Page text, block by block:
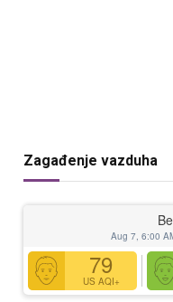
Zagađenje vazduha
Aug 7, 6:00
79
US AQI+